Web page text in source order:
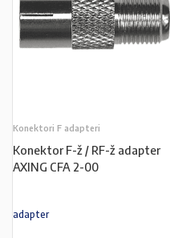
Konektori F adapteri
Konektor F-ž / RF-ž adapter
AXING CFA 2-00
adapter